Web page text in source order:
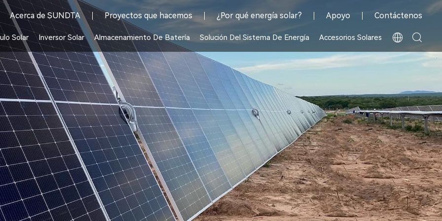
Acerca de SUNDTA Proyectos que hacemos ¿Por qué energía solar? Apoyo Contáctenos
Solar Inversor Solar Almacenamiento De Batería Solución Del Sistema De Energía Accesorios Solares